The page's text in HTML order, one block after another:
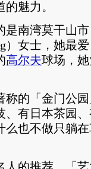
魅力。
南湾莫干山市
）女士，她最
高尔夫球场，
的「金门公园
、有日本茶园
么也不做只躺